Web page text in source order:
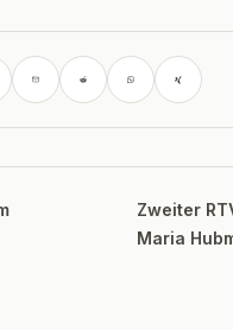
Zweiter
Maria